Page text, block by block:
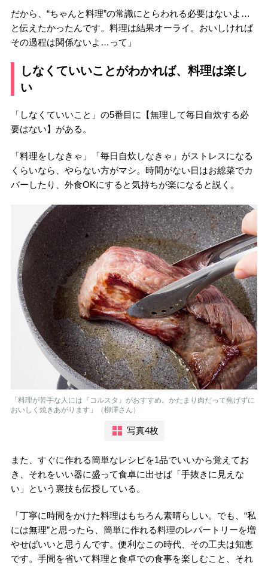
だから、“ちゃんと料理”の常識にとらわれる必要はないよ…
と伝えたかったんです。料理は結果オーライ。おいしければ
その過程は関係ないよ…って」
しなくていいことがわかれば、料理は楽し
い
「しなくていいこと」の5番目に【無理して毎日自炊する必
要はない】がある。
「料理をしなきゃ」「毎日自炊しなきゃ」がストレスになる
くらいなら、やらない方がマシ。時間がない日はお総菜でカ
バーしたり、外食OKにすると気持ちが楽になると説く。
「料理が苦手な人には『コルスタ』がおすすめ。かたまり肉だって焦げずに
おいしく焼きあがります」（柳澤さん）
写真4枚
また、すぐに作れる簡単なレシピを1品でいいから覚えてお
き、それをいい器に盛って食卓に出せば「手抜きに見えな
い」という裏技も伝授している。
「丁寧に時間をかけた料理はもちろん素晴らしい。でも、“私
には無理”と思ったら、簡単に作れる料理のレパートリーを増
やせばいいと思うんです。便利なこの時代、その工夫は知恵
です。手間を省いて料理と食卓での食事を楽しむこと、それ